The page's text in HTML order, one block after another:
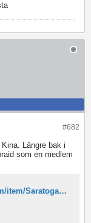
#682
Längre bak i
som en medlem
http://www.aliexpress.com/item/Saratoga-top-quality-8-weaves-strand-1000m-100lb-braided-fishing-line-fishing-tackle-Free-Shipping/32306325429.html